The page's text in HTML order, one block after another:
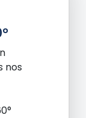
nos